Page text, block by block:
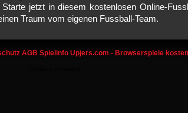
AGB Spielinfo Upjers.com - Browserspiele
jetzt in diesem kostenlosen Online-
Traum vom eigenen Fussball-Team.